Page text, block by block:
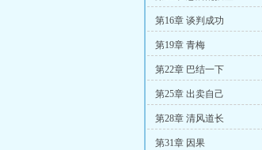
第16章 谈判成功
第19章 青梅
第22章 巴结一下
第25章 出卖自己
第28章 清风道长
第31章 因果